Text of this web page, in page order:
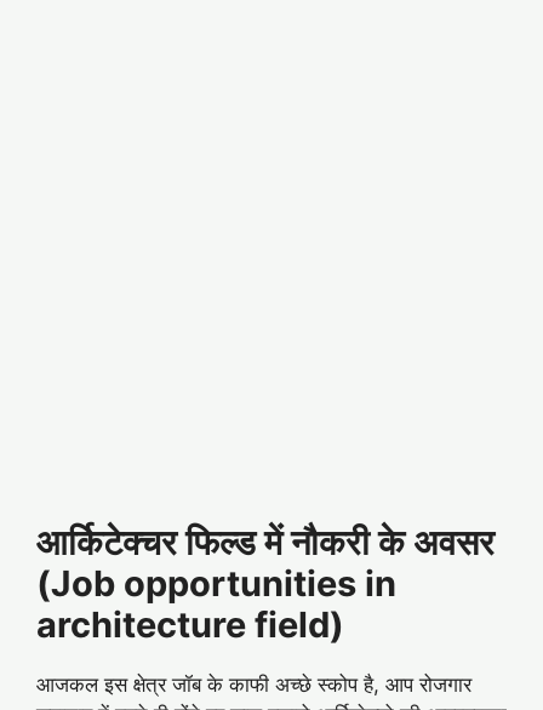
आर्किटेक्चर फिल्ड में नौकरी के अवसर
(Job opportunities in
architecture field)
आजकल इस क्षेत्र जॉब के काफी अच्छे स्कोप है, आप रोजगार